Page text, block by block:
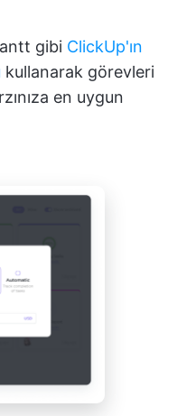
gibi ClickUp'ın
kullanarak görevleri
en uygun